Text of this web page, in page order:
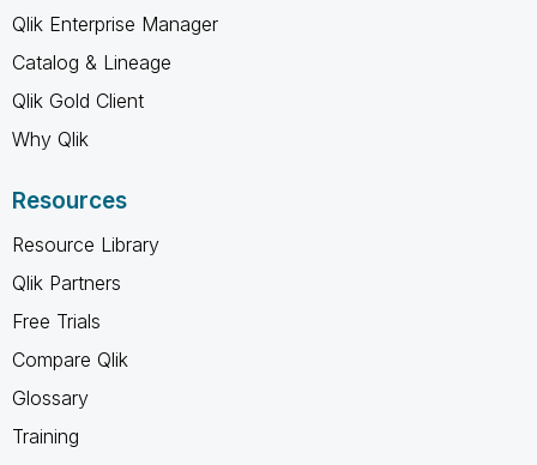
Qlik Enterprise Manager
Catalog & Lineage
Qlik Gold Client
Why Qlik
Resources
Resource Library
Qlik Partners
Free Trials
Compare Qlik
Glossary
Training